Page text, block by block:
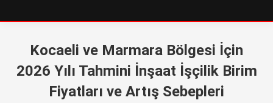
Kocaeli ve Marmara Bölgesi İçin
2026 Yılı Tahmini İnşaat İşçilik Birim
Fiyatları ve Artış Sebepleri